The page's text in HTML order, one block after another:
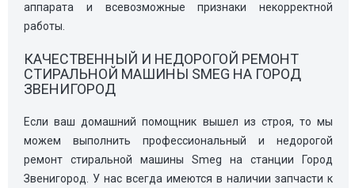
аппарата и всевозможные признаки некорректной
работы.
КАЧЕСТВЕННЫЙ И НЕДОРОГОЙ РЕМОНТ
СТИРАЛЬНОЙ МАШИНЫ SMEG НА ГОРОД
ЗВЕНИГОРОД
Если ваш домашний помощник вышел из строя, то мы
можем выполнить профессиональный и недорогой
ремонт стиральной машины Smeg на станции Город
Звенигород. У нас всегда имеются в наличии запчасти к